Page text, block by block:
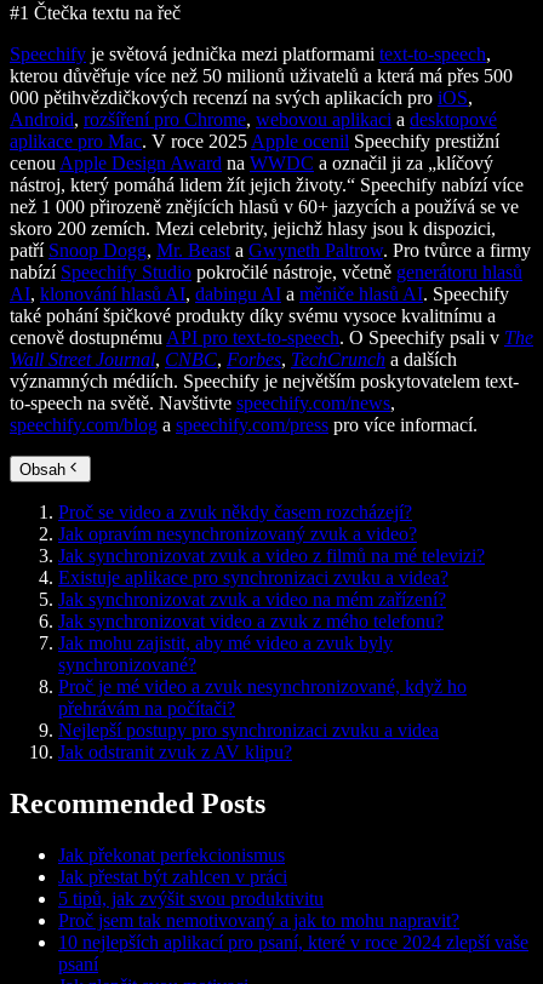
#1 Čtečka textu na řeč
Speechify je světová jednička mezi platformami text-to-speech,
kterou důvěřuje více než 50 milionů uživatelů a která má přes 500
000 pětihvězdičkových recenzí na svých aplikacích pro iOS,
Android, rozšíření pro Chrome, webovou aplikaci a desktopové
aplikace pro Mac. V roce 2025 Apple ocenil Speechify prestižní
cenou Apple Design Award na WWDC a označil ji za „klíčový
nástroj, který pomáhá lidem žít jejich životy.“ Speechify nabízí více
než 1 000 přirozeně znějících hlasů v 60+ jazycích a používá se ve
skoro 200 zemích. Mezi celebrity, jejichž hlasy jsou k dispozici,
patří Snoop Dogg, Mr. Beast a Gwyneth Paltrow. Pro tvůrce a firmy
nabízí Speechify Studio pokročilé nástroje, včetně generátoru hlasů
AI, klonování hlasů AI, dabingu AI a měniče hlasů AI. Speechify
také pohání špičkové produkty díky svému vysoce kvalitnímu a
cenově dostupnému API pro text-to-speech. O Speechify psali v The
Wall Street Journal, CNBC, Forbes, TechCrunch a dalších
významných médiích. Speechify je největším poskytovatelem text-
to-speech na světě. Navštivte speechify.com/news,
speechify.com/blog a speechify.com/press pro více informací.
Obsah
Proč se video a zvuk někdy časem rozcházejí?
Jak opravím nesynchronizovaný zvuk a video?
Jak synchronizovat zvuk a video z filmů na mé televizi?
Existuje aplikace pro synchronizaci zvuku a videa?
Jak synchronizovat zvuk a video na mém zařízení?
Jak synchronizovat video a zvuk z mého telefonu?
Jak mohu zajistit, aby mé video a zvuk byly
synchronizované?
Proč je mé video a zvuk nesynchronizované, když ho
přehrávám na počítači?
Nejlepší postupy pro synchronizaci zvuku a videa
Jak odstranit zvuk z AV klipu?
Recommended Posts
Jak překonat perfekcionismus
Jak přestat být zahlcen v práci
5 tipů, jak zvýšit svou produktivitu
Proč jsem tak nemotivovaný a jak to mohu napravit?
10 nejlepších aplikací pro psaní, které v roce 2024 zlepší vaše
psaní